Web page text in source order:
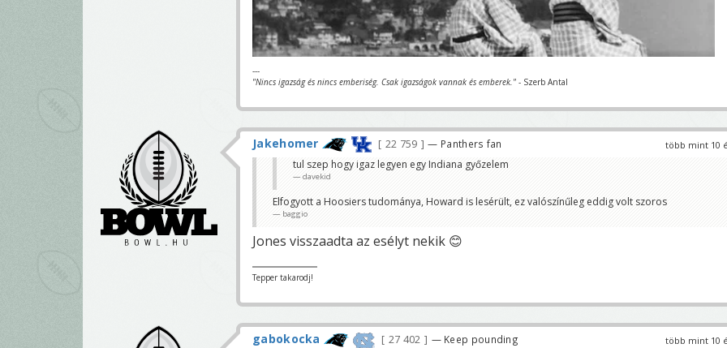
---
"Nincs igazság és nincs emberiség. Csak igazságok vannak és emberek." - Szerb Antal
több mint 10
Jakehomer 22 759 — Panthers fan
tul szep hogy igaz legyen egy Indiana győzelem
davekid
Elfogyott a Hoosiers tudománya, Howard is lesérült, ez valószínűleg eddig volt szoros
baggio
Jones visszaadta az esélyt nekik 😊
Tepper takarodj!
több mint 10
gabokocka 27 402 — Keep pounding